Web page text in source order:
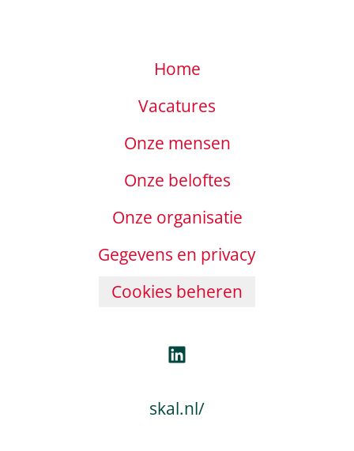
Home
Vacatures
Onze mensen
Onze beloftes
Onze organisatie
Gegevens en privacy
Cookies beheren
skal.nl/